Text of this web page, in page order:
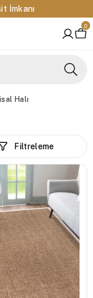
İmkanı
0
Halı
Filtreleme